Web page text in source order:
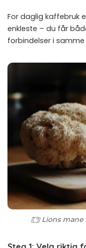
For daglig kaffebruk
enkleste – du får
forbindelser i samme
Lions